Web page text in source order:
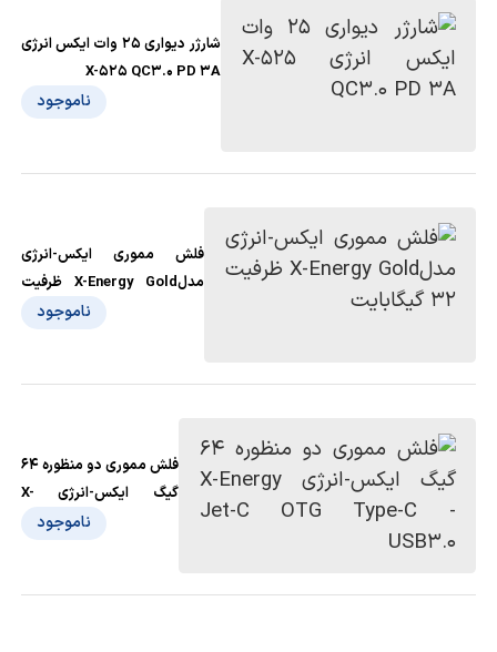
شارژر دیواری 25 وات ایکس انرژی
X-525 QC3.0 PD 3A
ناموجود
فلش مموری ایکس-انرژی
مدلX-Energy Gold ظرفیت
ناموجود
فلش مموری دو منظوره 64
گیگ ایکس-انرژی X-
Energy Jet-C OTG
ناموجود